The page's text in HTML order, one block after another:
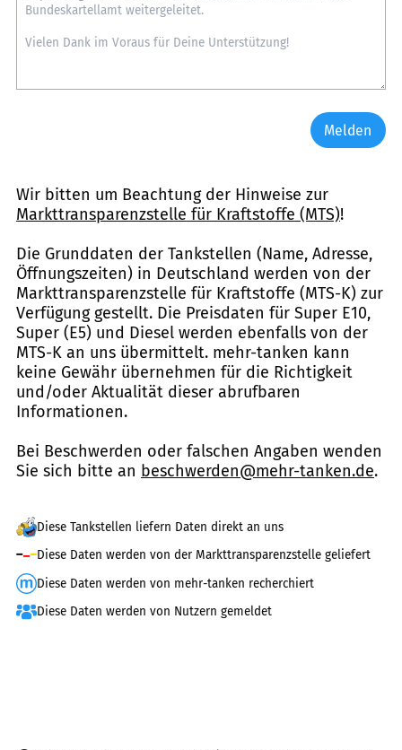
Melden
Wir bitten um Beachtung der Hinweise zur
Markttransparenzstelle für Kraftstoffe (MTS)!
Die Grunddaten der Tankstellen (Name, Adresse,
Öffnungszeiten) in Deutschland werden von der
Markttransparenzstelle für Kraftstoffe (MTS-K) zur
Verfügung gestellt. Die Preisdaten für Super E10,
Super (E5) und Diesel werden ebenfalls von der
MTS-K an uns übermittelt. mehr-tanken kann
keine Gewähr übernehmen für die Richtigkeit
und/oder Aktualität dieser abrufbaren
Informationen.
Bei Beschwerden oder falschen Angaben wenden
Sie sich bitte an beschwerden@mehr-tanken.de.
Diese Tankstellen liefern Daten direkt an uns
Diese Daten werden von der Markttransparenzstelle geliefert
Diese Daten werden von mehr-tanken recherchiert
Diese Daten werden von Nutzern gemeldet